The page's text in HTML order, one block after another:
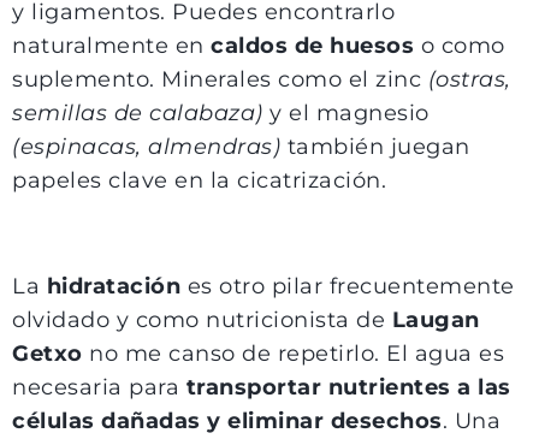
y ligamentos. Puedes encontrarlo
naturalmente en caldos de huesos o como
suplemento. Minerales como el zinc (ostras,
semillas de calabaza) y el magnesio
(espinacas, almendras) también juegan
papeles clave en la cicatrización.
La hidratación es otro pilar frecuentemente
olvidado y como nutricionista de Laugan
Getxo no me canso de repetirlo. El agua es
necesaria para transportar nutrientes a las
células dañadas y eliminar desechos. Una